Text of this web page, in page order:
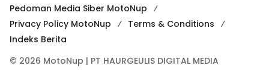
Pedoman Media Siber MotoNup
Privacy Policy MotoNup
Terms & Conditions
Indeks Berita
© 2026 MotoNup | PT HAURGEULIS DIGITAL MEDIA